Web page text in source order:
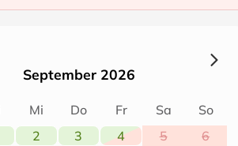
September 2026
Mi Do Fr Sa
So
2 3 4 5
6